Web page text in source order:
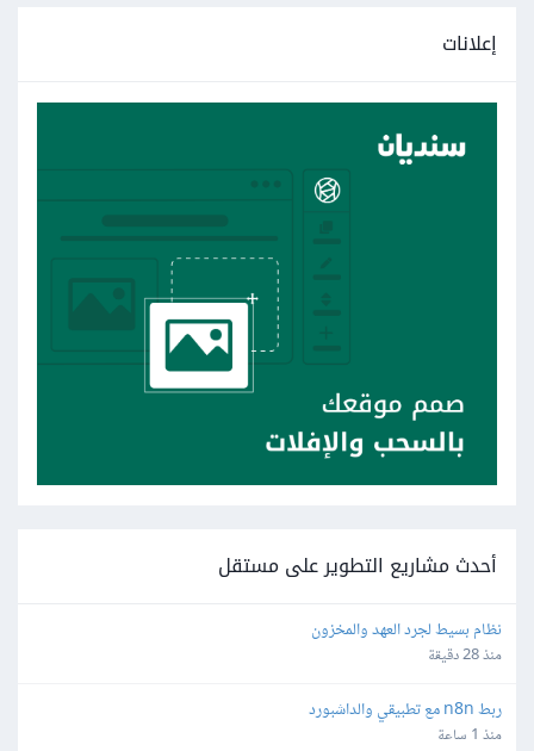
إعلانات
أحدث مشاريع التطوير على مستقل
نظام بسيط لجرد العهد والمخزون
منذ 28 دقيقة
ربط n8n مع تطبيقي والداشبورد
منذ 1 ساعة